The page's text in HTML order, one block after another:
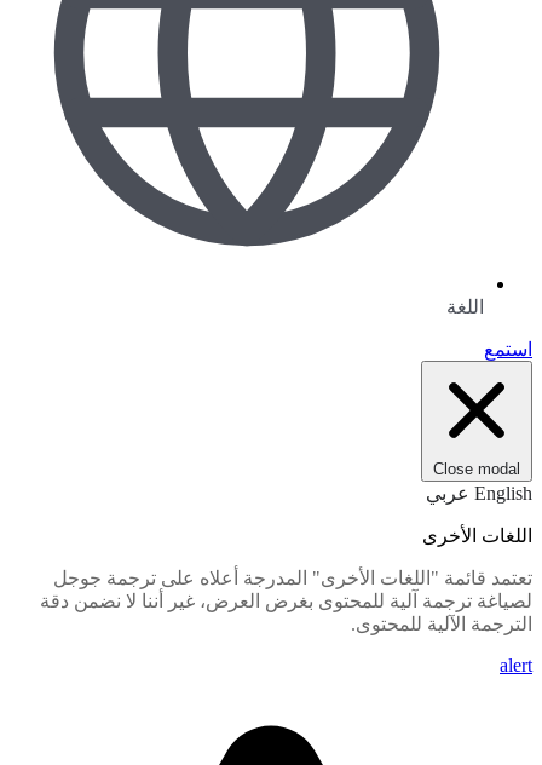
اللغة
استمع
Close modal
English عربي
اللغات الأخرى
تعتمد قائمة "اللغات الأخرى" المدرجة أعلاه على ترجمة جوجل
لصياغة ترجمة آلية للمحتوى بغرض العرض، غير أننا لا نضمن دقة
الترجمة الآلية للمحتوى.
alert